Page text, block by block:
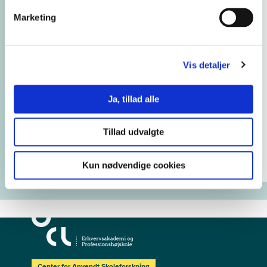
Marketing
Vis detaljer
Ja, tillad alle
Tillad udvalgte
Kun nødvendige cookies